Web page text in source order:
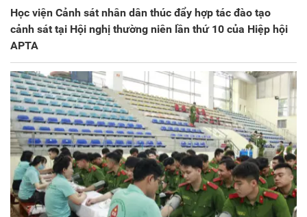
Học viện Cảnh sát nhân dân thúc đẩy hợp tác đào tạo
cảnh sát tại Hội nghị thường niên lần thứ 10 của Hiệp hội
APTA